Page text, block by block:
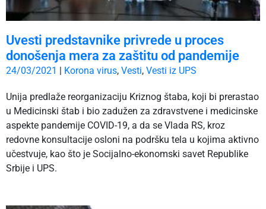
Uvesti predstavnike privrede u proces
donošenja mera za zaštitu od pandemije
24/03/2021 Korona virus, Vesti, Vesti iz UPS
Unija predlaže reorganizaciju Kriznog štaba, koji bi prerastao
u Medicinski štab i bio zadužen za zdravstvene i medicinske
aspekte pandemije COVID-19, a da se Vlada RS, kroz
redovne konsultacije osloni na podršku tela u kojima aktivno
učestvuje, kao što je Socijalno-ekonomski savet Republike
Srbije i UPS.